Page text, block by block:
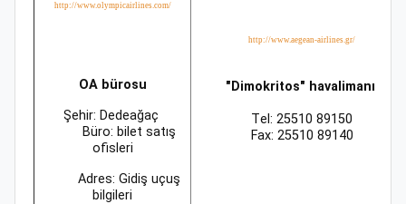
http://www.olympicairlines.com/
ΟΑ bürosu
Şehir: Dedeağaç
Büro: bilet satış
ofisleri
Αdres: Gidiş uçuş
bilgileri
http://www.aegean-airlines.gr/
"Dimokritos" havalimanı
Τel: 25510 89150
Fax: 25510 89140